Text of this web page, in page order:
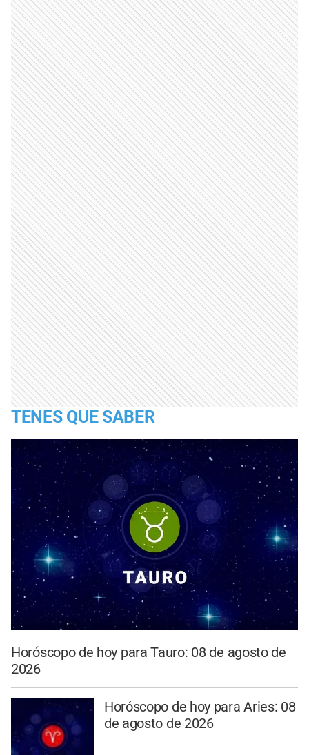
TENES QUE SABER
Horóscopo de hoy para Tauro: 08 de agosto de
2026
Horóscopo de hoy para Aries: 08
de agosto de 2026